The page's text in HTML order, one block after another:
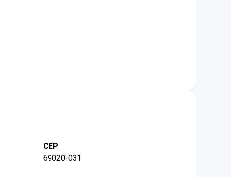
CEP
69020-031